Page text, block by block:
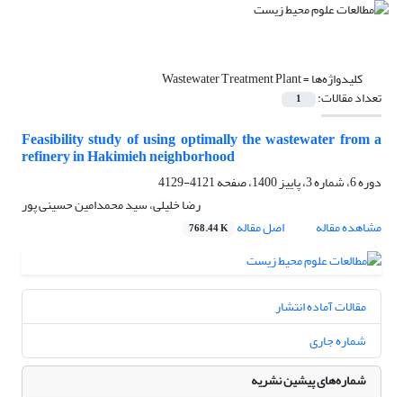
کلیدواژه‌ها =Wastewater Treatment Plant
تعداد مقالات: 1
Feasibility study of using optimally the wastewater from a
refinery in Hakimieh neighborhood
دوره 6، شماره 3، پاییز 1400، صفحه
4121-4129
رضا خلیلی، سید محمدامین حسینی پور
مشاهده مقاله
اصل مقاله 768.44 K
مقالات آماده انتشار
شماره جاری
شماره‌های پیشین نشریه